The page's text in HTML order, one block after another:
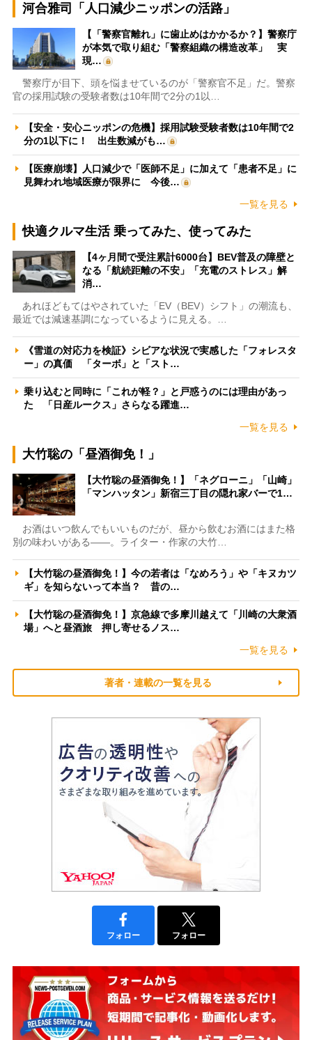
河合雅司「人口減少ニッポンの活路」
【「警察官離れ」に歯止めはかかるか？】警察庁
が本気で取り組む「警察組織の構造改革」 実
現…
警察庁が目下、頭を悩ませているのが「警察官不足」だ。警察
官の採用試験の受験者数は10年間で2分の1以…
【安全・安心ニッポンの危機】採用試験受験者数は10年間で2
分の1以下に！ 出生数減がも…
【医療崩壊】人口減少で「医師不足」に加えて「患者不足」に
見舞われ地域医療が限界に 今後…
一覧を見る
快適クルマ生活 乗ってみた、使ってみた
【4ヶ月間で受注累計6000台】BEV普及の障壁と
なる「航続距離の不安」「充電のストレス」解
消…
あれほどもてはやされていた「EV（BEV）シフト」の潮流も、
最近では減速基調になっているように見える。…
《雪道の対応力を検証》シビアな状況で実感した「フォレスタ
ー」の真価 「ターボ」と「スト…
乗り込むと同時に「これが軽？」と戸惑うのには理由があっ
た 「日産ルークス」さらなる躍進…
一覧を見る
大竹聡の「昼酒御免！」
【大竹聡の昼酒御免！】「ネグローニ」「山崎」
「マンハッタン」新宿三丁目の隠れ家バーで1…
お酒はいつ飲んでもいいものだが、昼から飲むお酒にはまた格
別の味わいがある――。ライター・作家の大竹…
【大竹聡の昼酒御免！】今の若者は「なめろう」や「キヌカツ
ギ」を知らないって本当？ 昔の…
【大竹聡の昼酒御免！】京急線で多摩川越えて「川崎の大衆酒
場」へと昼酒旅 押し寄せるノス…
一覧を見る
著者・連載の一覧を見る
フォロー フォロー